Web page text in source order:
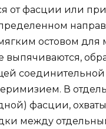
от фасции или
остовом
выпячиваются,
В
фасции,
между